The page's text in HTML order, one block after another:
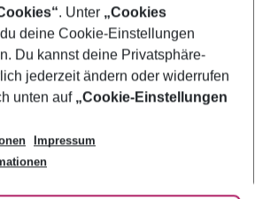
ändern
. Unter „Cookies
deine Cookie-Einstellungen
Du kannst deine Privatsphäre-
jederzeit ändern oder widerrufen
unten auf „Cookie-Einstellungen
Impressum